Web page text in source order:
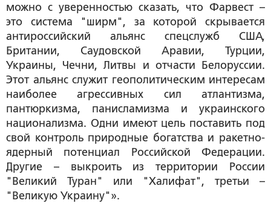
можно с уверенностью сказать, что Фарвест –
это система "ширм", за которой скрывается
антироссийский альянс спецслужб США,
Британии, Саудовской Аравии, Турции,
Украины, Чечни, Литвы и отчасти Белоруссии.
Этот альянс служит геополитическим интересам
наиболее агрессивных сил атлантизма,
пантюркизма, панисламизма и украинского
национализма. Одни имеют цель поставить под
свой контроль природные богатства и ракетно-
ядерный потенциал Российской Федерации.
Другие – выкроить из территории России
"Великий Туран" или "Халифат", третьи –
"Великую Украину"».